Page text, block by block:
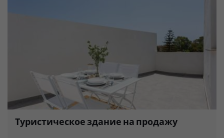
Туристическое здание на продажу